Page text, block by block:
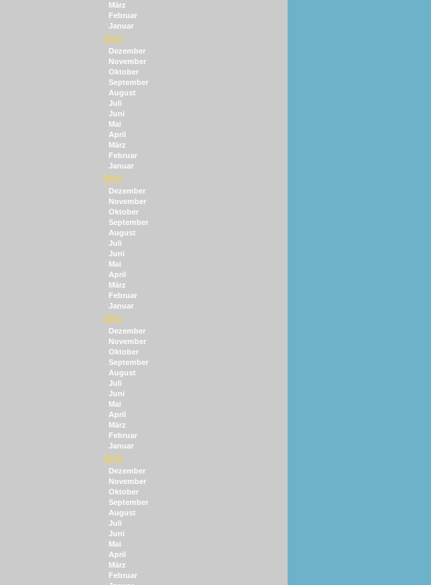
März
Februar
Januar
2013
Dezember
November
Oktober
September
August
Juli
Juni
Mai
April
März
Februar
Januar
2012
Dezember
November
Oktober
September
August
Juli
Juni
Mai
April
März
Februar
Januar
2011
Dezember
November
Oktober
September
August
Juli
Juni
Mai
April
März
Februar
Januar
2010
Dezember
November
Oktober
September
August
Juli
Juni
Mai
April
März
Februar